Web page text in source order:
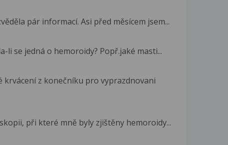
pár informací. Asi před měsícem jsem...
li se jedná o hemoroidy? Popř.jaké masti...
krvácení z konečníku pro vyprazdnovani
při které mně byly zjištěny hemoroidy...